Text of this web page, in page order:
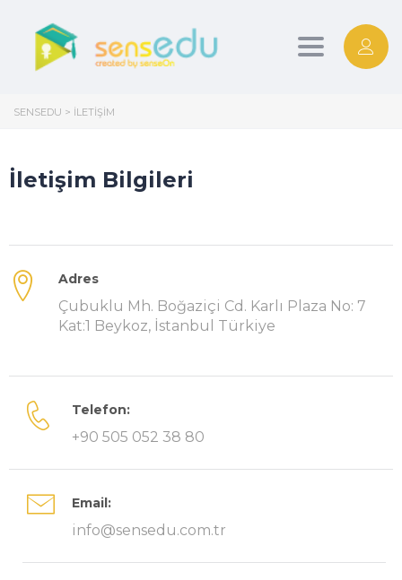
Toggle
SENSEDU > İLETIŞIM
İletişim Bilgileri
Adres
Çubuklu Mh. Boğaziçi Cd. Karlı Plaza No: 7
Kat:1 Beykoz, İstanbul Türkiye
Telefon:
+90 505 052 38 80
Email:
info@sensedu.com.tr